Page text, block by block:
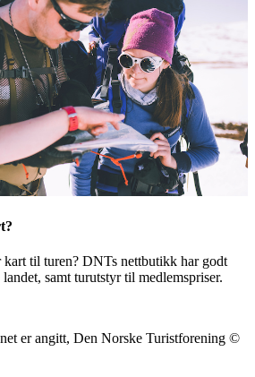
kart til turen? DNTs nettbutikk har godt
samt turutstyr til medlemspriser.
er angitt, Den Norske Turistforening ©